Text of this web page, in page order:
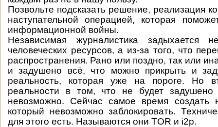
Позвольте подсказать решение, реализация
наступательной операцией, которая
информационной войны.
Независимая журналистика задыхается
человеческих ресурсов, а из-за того, что
распространения. Рано или поздно, так или
и задушено всё, что можно прикрыть и
реальность, которая уже на пороге. Но
реальности в том, что не будет задушено
невозможно. Сейчас самое время создать
который невозможно заблокировать.
для этого есть. Называются они TOR и i2p.